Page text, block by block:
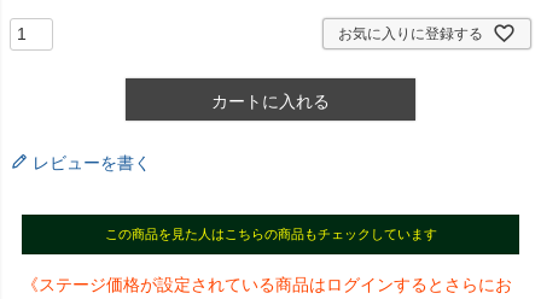
お気に入りに登録する
カートに入れる
レビューを書く
この商品を見た人はこちらの商品もチェックしています
《ステージ価格が設定されている商品はログインするとさらにお